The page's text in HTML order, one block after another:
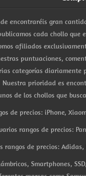
encontraréis gran
cada chollo
afiliados
puntuaciones,
categorías
Nuestra prioridad es
de los chollos que
de precios: iPhone,
rangos de precios:
rangos de precios:
Smartphones,